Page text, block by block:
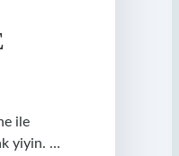
ile
yiyin. …